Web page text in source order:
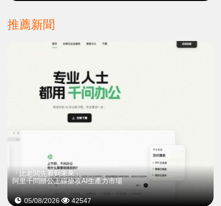
推薦新聞
「比老闆先看到未來」
阿里千問辦公上線搶攻AI生產力市場
05/08/2026 42547